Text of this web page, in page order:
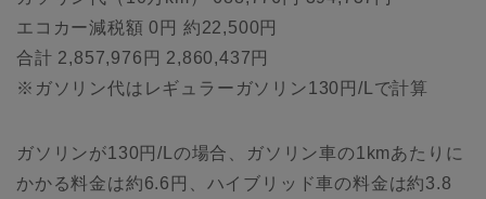
エコカー減税額 0円 約22,500円
合計 2,857,976円 2,860,437円
※ガソリン代はレギュラーガソリン130円/Lで計算
ガソリンが130円/Lの場合、ガソリン車の1kmあたりに
かかる料金は約6.6円、ハイブリッド車の料金は約3.8